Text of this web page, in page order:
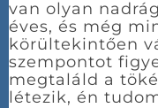
van olyan
éves, és még
körültekintően
szempontot
megtaláld a
létezik, én